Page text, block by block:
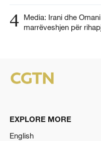
4 Media: Irani dhe
marrëveshjen për
EXPLORE MORE
English